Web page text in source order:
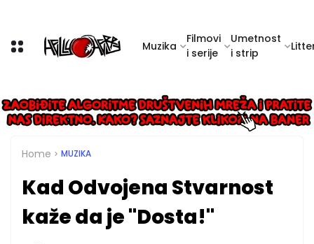
Muzika
Filmovi
i serije
Umetnost
i strip
Home MUZIKA
Kad Odvojena Stvarnost
kaže da je "Dosta!"